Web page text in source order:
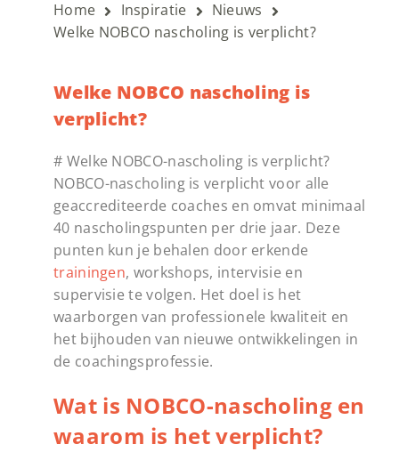
Home Inspiratie
Nieuws
Welke NOBCO nascholing is verplicht?
Welke NOBCO nascholing is
verplicht?
# Welke NOBCO-nascholing is verplicht?
NOBCO-nascholing is verplicht voor alle
geaccrediteerde coaches en omvat minimaal
40 nascholingspunten per drie jaar. Deze
punten kun je behalen door erkende
trainingen, workshops, intervisie en
supervisie te volgen. Het doel is het
waarborgen van professionele kwaliteit en
het bijhouden van nieuwe ontwikkelingen in
de coachingsprofessie.
Wat is NOBCO-nascholing en
waarom is het verplicht?